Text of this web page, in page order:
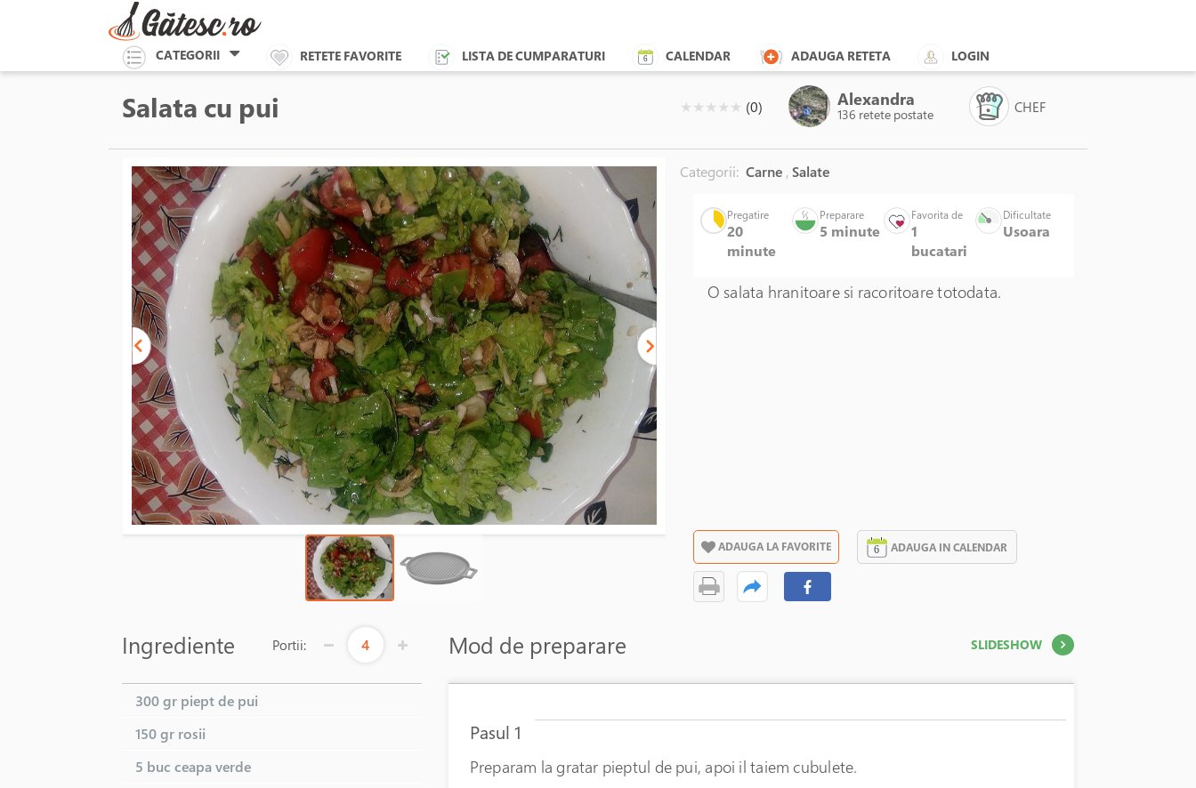
CATEGORII RETETE FAVORITE LISTA DE CUMPARATURI CALENDAR ADAUGA RETETA LOGIN
Salata cu pui ( )
★( )
★( )
★( )
★( )
★ (0) Alexandra
136 retete postate CHEF
Categorii: Carne , Salate
Pregatire
20
minute
Preparare
5 minute
Favorita de
1
bucatari
Dificultate
Usoara
O salata hranitoare si racoritoare totodata.
ADAUGA LA FAVORITE ADAUGA IN CALENDAR
Ingrediente Portii: 4
300 gr piept de pui
150 gr rosii
5 buc ceapa verde
Mod de preparare SLIDESHOW
Pasul 1
Preparam la gratar pieptul de pui, apoi il taiem cubulete.